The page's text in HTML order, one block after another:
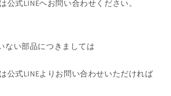
式LINEヘお問い合わせください。
ない部品につきましては
公式LINEよりお問い合わせいただければ